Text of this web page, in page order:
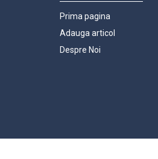
Prima pagina
Adauga articol
Despre Noi